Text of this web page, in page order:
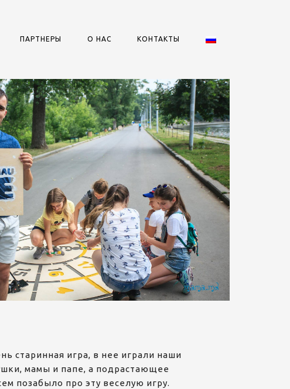
ПАРТНЕРЫ О НАС КОНТАКТЫ
старинная игра, в нее играли наши
мамы и папе, а подрастающее
позабыло про эту веселую игру.